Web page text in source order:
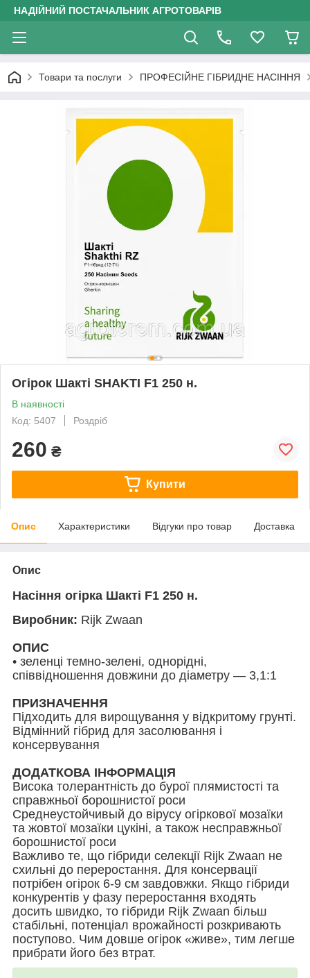
НАДІЙНИЙ ПОСТАЧАЛЬНИК АГРОТОВАРІВ
Товари та послуги ПРОФЕСІЙНЕ ГІБРИДНЕ НАСІННЯ
Огірок Шакті SHAKTI F1 250 н.
В наявності
Код: 5407
Роздріб
260 ₴
Купити
Опис Характеристики Відгуки про товар Доставка
Опис
Насіння огірка Шакті F1 250 н.
Виробник: Rijk Zwaan
ОПИС
• зеленці темно-зелені, однорідні,
співвідношення довжини до діаметру ― 3,1:1
ПРИЗНАЧЕННЯ
Підходить для вирощування у відкритому грунті.
Відмінний гібрид для засолювання і
консервування
ДОДАТКОВА ІНФОРМАЦІЯ
Висока толерантність до бурої плямистості та
справжньої борошнистої роси
Среднеустойчивый до вірусу огіркової мозаїки
та жовтої мозаїки цукіні, а також несправжньої
борошнистої роси
Важливо те, що гібриди селекції Rijk Zwaan не
схильні до переростання. Для консервації
потрібен огірок 6-9 см завдовжки. Якщо гібриди
конкурентів у фазу переростання входять
досить швидко, то гібриди Rijk Zwaan більш
стабільні, потенціал врожайності розкривають
поступово. Чим довше огірок «живе», тим легше
прибрати його без втрат.